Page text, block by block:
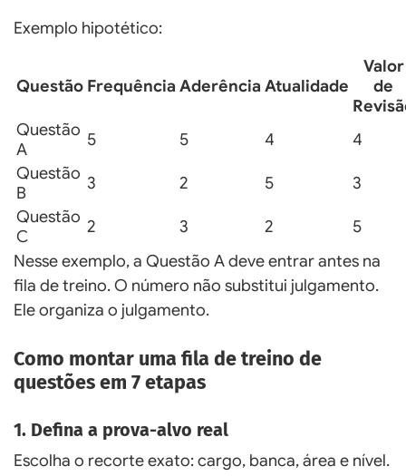
Exemplo hipotético:
Questão Frequência Aderência Atualidade
Valor
de
Questão
A
5 5 4
4
Questão
B
3 2 5
3
Questão
C
2 3 2
5
Nesse exemplo, a Questão A deve entrar antes na
fila de treino. O número não substitui julgamento.
Ele organiza o julgamento.
Como montar uma fila de treino de
questões em 7 etapas
1. Defina a prova-alvo real
Escolha o recorte exato: cargo, banca, área e nível.